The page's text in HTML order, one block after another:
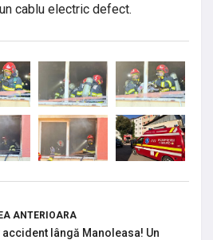
cablu electric defect.
ANTERIOARA
accident lângă Manoleasa! Un